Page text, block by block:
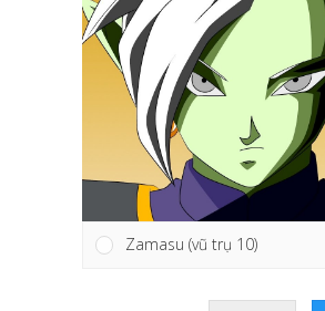
Zamasu (vũ trụ 10)